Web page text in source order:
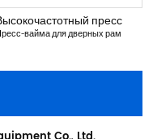
пресс
вайма для дверных рам